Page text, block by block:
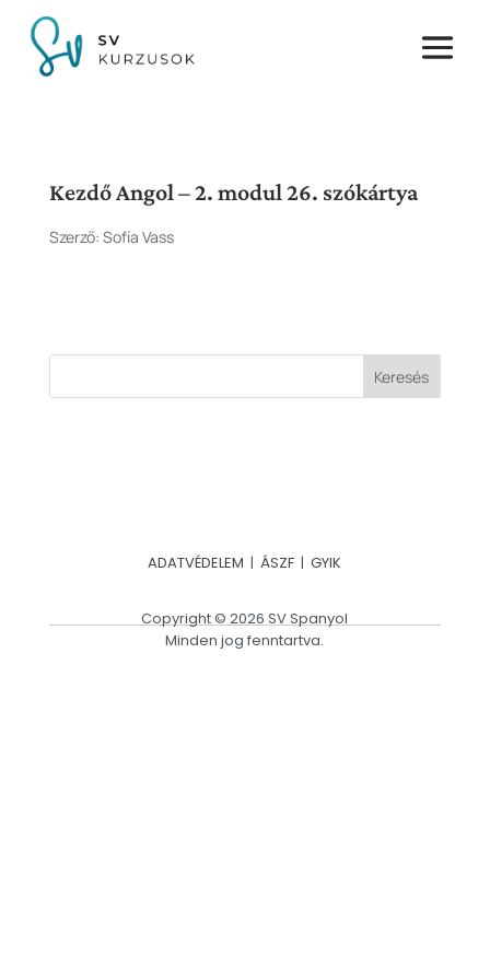
Kezdő Angol – 2. modul 26. szókártya
Szerző: Sofía Vass
Keresés
ADATVÉDELEM | ÁSZF |GYIK
Copyright © 2026 SV Spanyol
Minden jog fenntartva.